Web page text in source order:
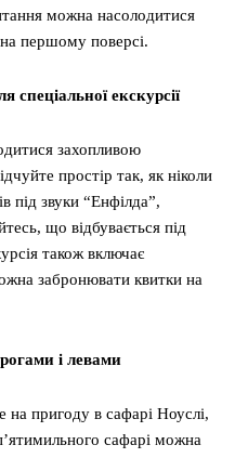
можна насолодитися
першому поверсі.
спеціальної екскурсії
захопливою
простір так, як ніколи
під звуки “Енфілда”,
що відбувається під
також включає
забронювати квитки на
і левами
пригоду в сафарі Ноуслі,
сафарі можна